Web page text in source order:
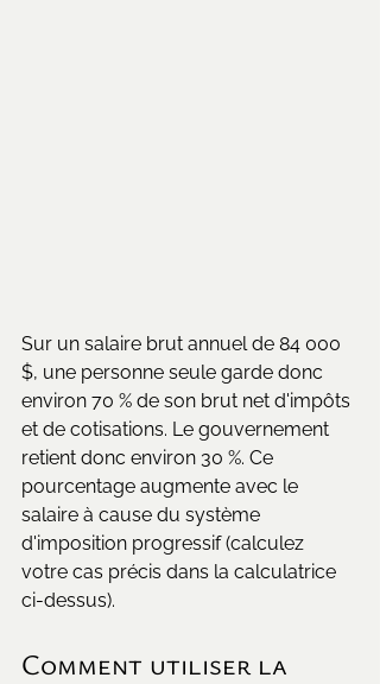
Sur un salaire brut annuel de 84 000
$, une personne seule garde donc
environ 70 % de son brut net d'impôts
et de cotisations. Le gouvernement
retient donc environ 30 %. Ce
pourcentage augmente avec le
salaire à cause du système
d'imposition progressif (calculez
votre cas précis dans la calculatrice
ci-dessus).
Comment utiliser la